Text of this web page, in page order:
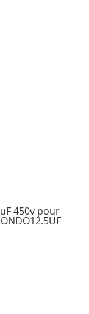
450v pour